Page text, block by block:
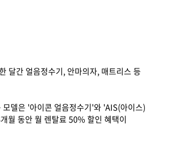
달간 얼음정수기, 안마의자, 매트리스 등
델은 '아이콘 얼음정수기'와 'AIS(아이스)
월 동안 월 렌탈료 50% 할인 혜택이